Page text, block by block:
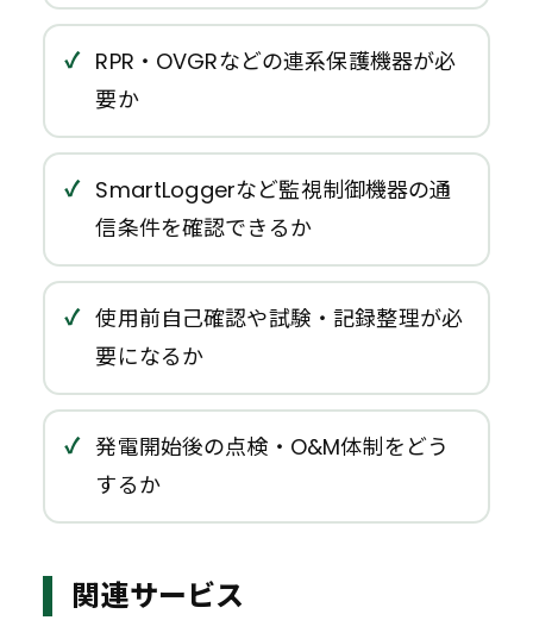
RPR・OVGRなどの連系保護機器が必
要か
SmartLoggerなど監視制御機器の通
信条件を確認できるか
使用前自己確認や試験・記録整理が必
要になるか
発電開始後の点検・O&M体制をどう
するか
関連サービス